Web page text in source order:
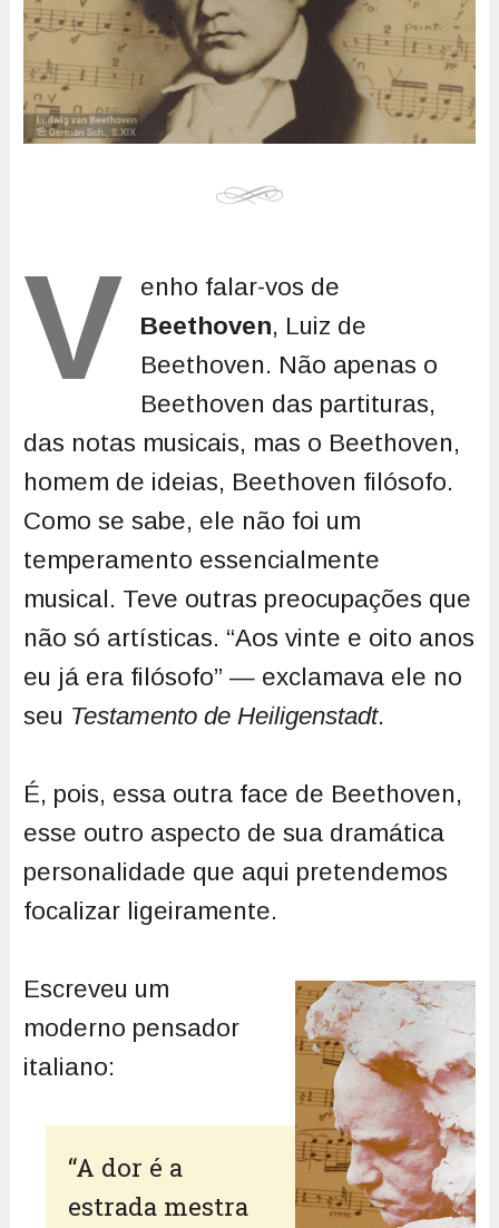
V
enho falar-vos de
Beethoven, Luiz de
Beethoven. Não apenas o
Beethoven das partituras,
das notas musicais, mas o Beethoven,
homem de ideias, Beethoven filósofo.
Como se sabe, ele não foi um
temperamento essencialmente
musical. Teve outras preocupações que
não só artísticas. “Aos vinte e oito anos
eu já era filósofo” — exclamava ele no
seu Testamento de Heiligenstadt.
É, pois, essa outra face de Beethoven,
esse outro aspecto de sua dramática
personalidade que aqui pretendemos
focalizar ligeiramente.
Escreveu um
moderno pensador
italiano:
“A dor é a
estrada mestra